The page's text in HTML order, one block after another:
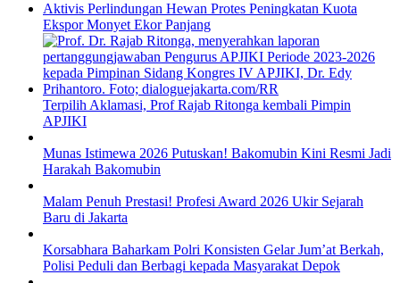
Aktivis Perlindungan Hewan Protes Peningkatan Kuota
Ekspor Monyet Ekor Panjang
Terpilih Aklamasi, Prof Rajab Ritonga kembali Pimpin
APJIKI
Munas Istimewa 2026 Putuskan! Bakomubin Kini Resmi Jadi
Harakah Bakomubin
Malam Penuh Prestasi! Profesi Award 2026 Ukir Sejarah
Baru di Jakarta
Korsabhara Baharkam Polri Konsisten Gelar Jum’at Berkah,
Polisi Peduli dan Berbagi kepada Masyarakat Depok